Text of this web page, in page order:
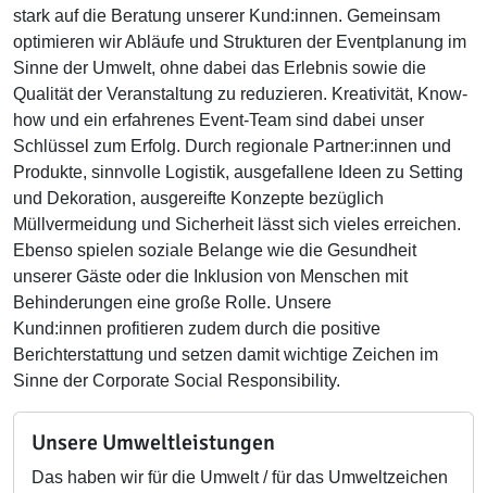
stark auf die Beratung unserer Kund:innen. Gemeinsam
optimieren wir Abläufe und Strukturen der Eventplanung im
Sinne der Umwelt, ohne dabei das Erlebnis sowie die
Qualität der Veranstaltung zu reduzieren. Kreativität, Know-
how und ein erfahrenes Event-Team sind dabei unser
Schlüssel zum Erfolg. Durch regionale Partner:innen und
Produkte, sinnvolle Logistik, ausgefallene Ideen zu Setting
und Dekoration, ausgereifte Konzepte bezüglich
Müllvermeidung und Sicherheit lässt sich vieles erreichen.
Ebenso spielen soziale Belange wie die Gesundheit
unserer Gäste oder die Inklusion von Menschen mit
Behinderungen eine große Rolle. Unsere
Kund:innen profitieren zudem durch die positive
Berichterstattung und setzen damit wichtige Zeichen im
Sinne der Corporate Social Responsibility.
Unsere Umweltleistungen
Das haben wir für die Umwelt / für das Umweltzeichen